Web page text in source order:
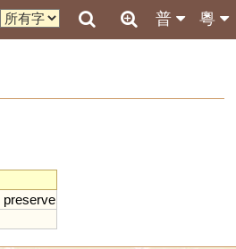
粵
普
preserve